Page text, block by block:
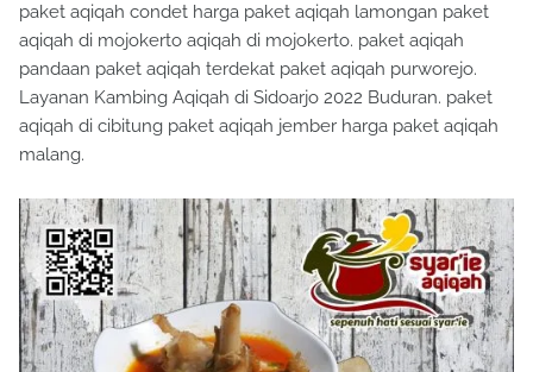
paket aqiqah condet harga paket aqiqah lamongan paket
aqiqah di mojokerto aqiqah di mojokerto. paket aqiqah
pandaan paket aqiqah terdekat paket aqiqah purworejo.
Layanan Kambing Aqiqah di Sidoarjo 2022 Buduran. paket
aqiqah di cibitung paket aqiqah jember harga paket aqiqah
malang.